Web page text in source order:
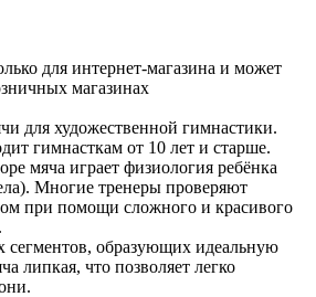
для интернет-магазина и может
магазинах
для художественной гимнастики.
гимнасткам от 10 лет и старше.
мяча играет физиология ребёнка
Многие тренеры проверяют
при помощи сложного и красивого
сегментов, образующих идеальную
липкая, что позволяет легко